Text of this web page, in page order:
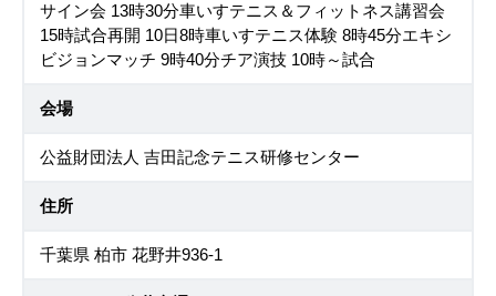
サイン会 13時30分車いすテニス＆フィットネス講習会
15時試合再開 10日8時車いすテニス体験 8時45分エキシ
ビジョンマッチ 9時40分チア演技 10時～試合
会場
公益財団法人 吉田記念テニス研修センター
住所
千葉県 柏市 花野井936-1